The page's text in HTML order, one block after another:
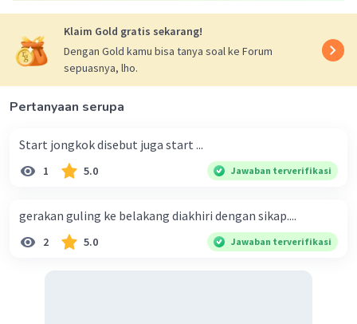
Klaim Gold gratis sekarang!
Dengan Gold kamu bisa tanya soal ke Forum
sepuasnya, lho.
Pertanyaan serupa
Start jongkok disebut juga start ...
1 5.0 Jawaban terverifikasi
gerakan guling ke belakang diakhiri dengan sikap....
2 5.0 Jawaban terverifikasi